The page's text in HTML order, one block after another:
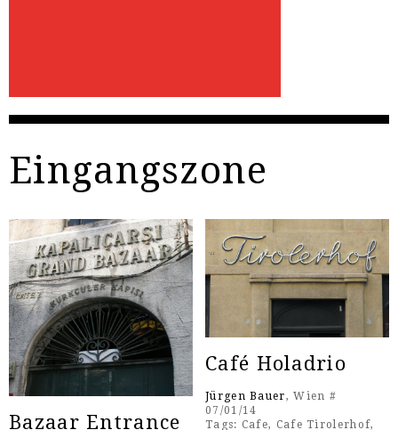
Eingangszone
Bazaar Entrance
Café Holadrio
Jürgen Bauer, Wien #
07/01/14
Tags: Cafe, Cafe Tirolerhof,